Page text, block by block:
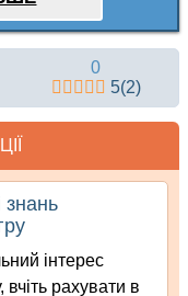
0
5(2)
знань
інтерес
вчіть рахувати в